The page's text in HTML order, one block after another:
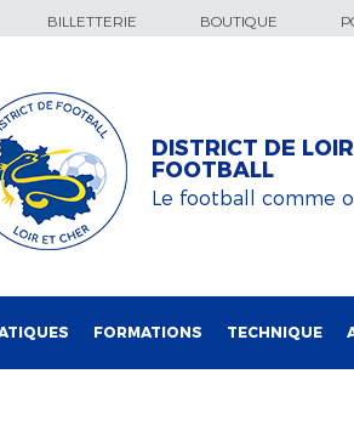
BILLETTERIE BOUTIQUE
DISTRICT DE
FOOTBALL
Le football comme
FORMATIONS TECHNIQUE